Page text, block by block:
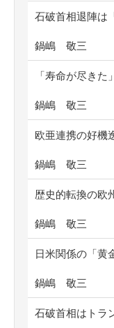
石破首相退陣は
鍋嶋 敬三
「寿命が尽きた
鍋嶋 敬三
欧亜連携の好機
鍋嶋 敬三
歴史的転換の欧
鍋嶋 敬三
日米関係の「黄
鍋嶋 敬三
石破首相はトラ